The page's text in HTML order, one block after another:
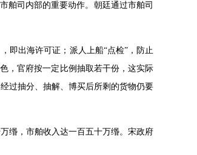
舶司内部的重要动作。朝廷通过市舶司
即出海许可证；派人上船“点检”，防止
，官府按一定比例抽取若干份，这实际
过抽分、抽解、博买后所剩的货物仍要
缗，市舶收入达一百五十万缗。宋政府